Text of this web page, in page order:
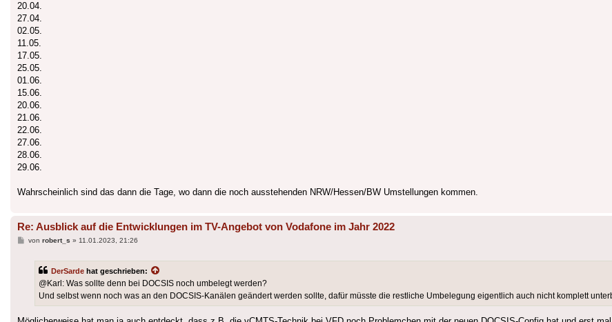
20.04.
27.04.
02.05.
11.05.
17.05.
25.05.
01.06.
15.06.
20.06.
21.06.
22.06.
27.06.
28.06.
29.06.
Wahrscheinlich sind das dann die Tage, wo dann die noch ausstehenden NRW/Hessen/BW Umstellungen kommen.
Re: Ausblick auf die Entwicklungen im TV-Angebot von Vodafone im Jahr 2022
Beitrag
von robert_s » 11.01.2023, 21:26
DerSarde hat geschrieben:
@Karl: Was sollte denn bei DOCSIS noch umbelegt werden?
Und selbst wenn noch was an den DOCSIS-Kanälen geändert werden sollte, dafür müsste die restliche Umbelegung eigentlich auch nicht komplett